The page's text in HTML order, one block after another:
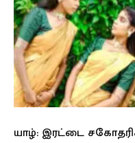
யாழ்: இரட்டை